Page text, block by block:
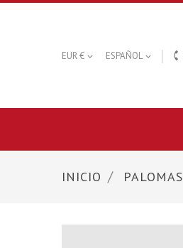
EUR €  ESPAÑOL  
INICIO PALOMAS